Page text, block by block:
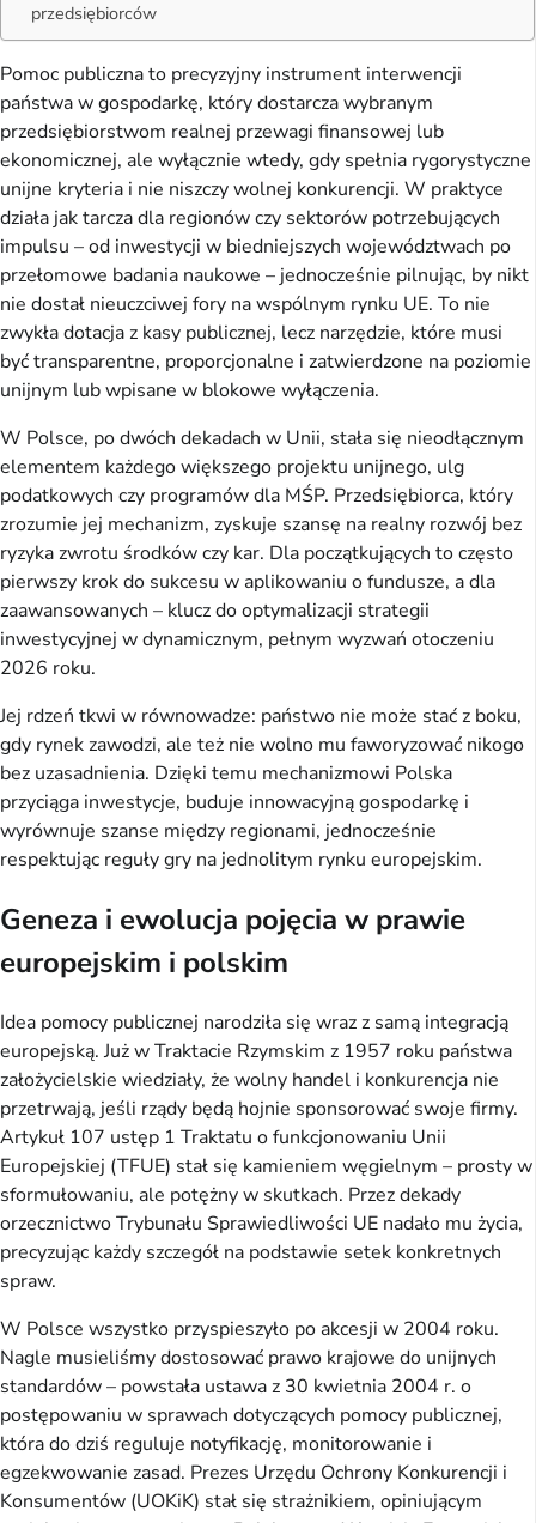
przedsiębiorców
Pomoc publiczna to precyzyjny instrument interwencji
państwa w gospodarkę, który dostarcza wybranym
przedsiębiorstwom realnej przewagi finansowej lub
ekonomicznej, ale wyłącznie wtedy, gdy spełnia rygorystyczne
unijne kryteria i nie niszczy wolnej konkurencji. W praktyce
działa jak tarcza dla regionów czy sektorów potrzebujących
impulsu – od inwestycji w biedniejszych województwach po
przełomowe badania naukowe – jednocześnie pilnując, by nikt
nie dostał nieuczciwej fory na wspólnym rynku UE. To nie
zwykła dotacja z kasy publicznej, lecz narzędzie, które musi
być transparentne, proporcjonalne i zatwierdzone na poziomie
unijnym lub wpisane w blokowe wyłączenia.
W Polsce, po dwóch dekadach w Unii, stała się nieodłącznym
elementem każdego większego projektu unijnego, ulg
podatkowych czy programów dla MŚP. Przedsiębiorca, który
zrozumie jej mechanizm, zyskuje szansę na realny rozwój bez
ryzyka zwrotu środków czy kar. Dla początkujących to często
pierwszy krok do sukcesu w aplikowaniu o fundusze, a dla
zaawansowanych – klucz do optymalizacji strategii
inwestycyjnej w dynamicznym, pełnym wyzwań otoczeniu
2026 roku.
Jej rdzeń tkwi w równowadze: państwo nie może stać z boku,
gdy rynek zawodzi, ale też nie wolno mu faworyzować nikogo
bez uzasadnienia. Dzięki temu mechanizmowi Polska
przyciąga inwestycje, buduje innowacyjną gospodarkę i
wyrównuje szanse między regionami, jednocześnie
respektując reguły gry na jednolitym rynku europejskim.
Geneza i ewolucja pojęcia w prawie
europejskim i polskim
Idea pomocy publicznej narodziła się wraz z samą integracją
europejską. Już w Traktacie Rzymskim z 1957 roku państwa
założycielskie wiedziały, że wolny handel i konkurencja nie
przetrwają, jeśli rządy będą hojnie sponsorować swoje firmy.
Artykuł 107 ustęp 1 Traktatu o funkcjonowaniu Unii
Europejskiej (TFUE) stał się kamieniem węgielnym – prosty w
sformułowaniu, ale potężny w skutkach. Przez dekady
orzecznictwo Trybunału Sprawiedliwości UE nadało mu życia,
precyzując każdy szczegół na podstawie setek konkretnych
spraw.
W Polsce wszystko przyspieszyło po akcesji w 2004 roku.
Nagle musieliśmy dostosować prawo krajowe do unijnych
standardów – powstała ustawa z 30 kwietnia 2004 r. o
postępowaniu w sprawach dotyczących pomocy publicznej,
która do dziś reguluje notyfikację, monitorowanie i
egzekwowanie zasad. Prezes Urzędu Ochrony Konkurencji i
Konsumentów (UOKiK) stał się strażnikiem, opiniującym